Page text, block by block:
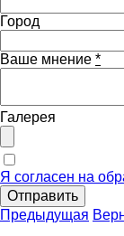
Город
Ваше мнение *
Галерея
Я согласен на
Отправить
Предыдущая